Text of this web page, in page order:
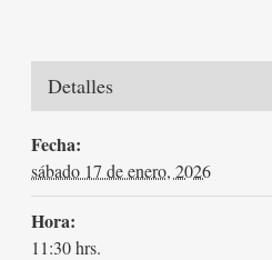
Detalles
Fecha:
sábado 17 de enero, 2026
Hora:
11:30 hrs.